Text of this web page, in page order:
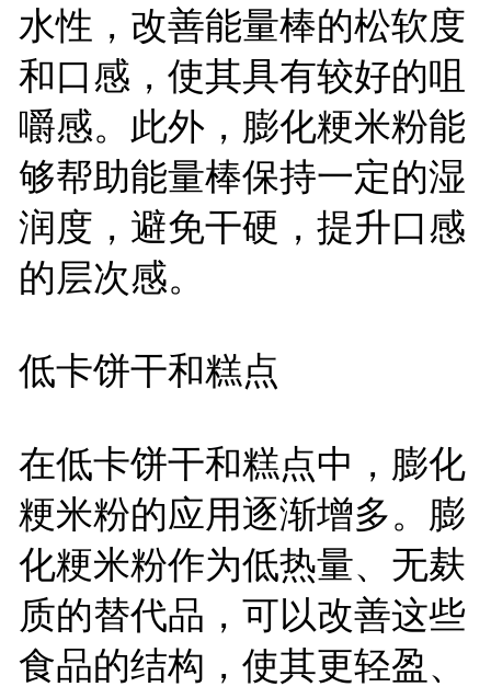
水性，改善能量棒的松软度
和口感，使其具有较好的咀
嚼感。此外，膨化粳米粉能
够帮助能量棒保持一定的湿
润度，避免干硬，提升口感
的层次感。
低卡饼干和糕点
在低卡饼干和糕点中，膨化
粳米粉的应用逐渐增多。膨
化粳米粉作为低热量、无麸
质的替代品，可以改善这些
食品的结构，使其更轻盈、